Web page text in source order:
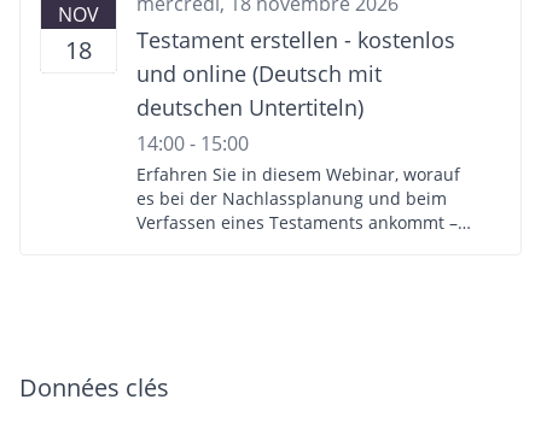
Präsentation Nachlassplanung von
Erbrechtsexperte, Dr. iur. Marc’Antonio
kostenloser Testamentservice -
Individuelle Erstellung Testamentvorlage
Beantwortung Ihrer Fragen per Live-Chat
NOV
18
Testament erstellen - kostenlos
und online (Deutsch mit
deutschen Untertiteln)
14:00 - 15:00
Erfahren Sie in diesem Webinar, worauf
es bei der Nachlassplanung und beim
Verfassen eines Testaments ankommt –
kostenloser Testamentservice -
Données clés